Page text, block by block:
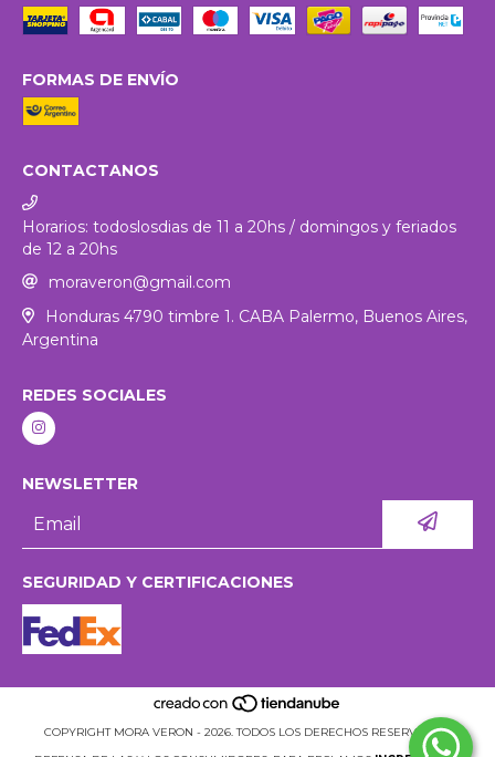
FORMAS DE ENVÍO
CONTACTANOS
Horarios: todoslosdias de 11 a 20hs / domingos y feriados
de 12 a 20hs
moraveron@gmail.com
Honduras 4790 timbre 1. CABA Palermo, Buenos Aires,
Argentina
REDES SOCIALES
NEWSLETTER
SEGURIDAD Y CERTIFICACIONES
COPYRIGHT MORA VERON - 2026. TODOS LOS DERECHOS RESERVADOS.